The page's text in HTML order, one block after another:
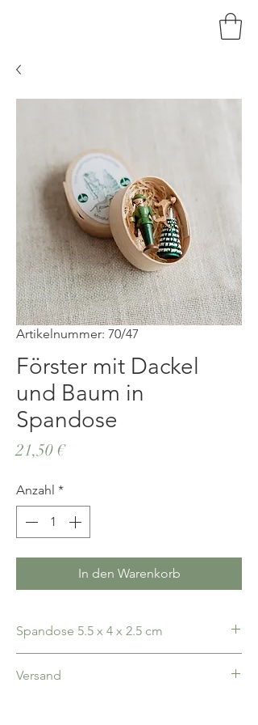
Artikelnummer: 70/47
Förster mit Dackel
und Baum in
Spandose
21,50 €Preis
Anzahl *
In den Warenkorb
Spandose 5.5 x 4 x 2.5 cm
Versand